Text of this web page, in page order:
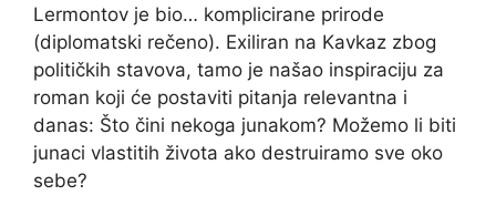
Lermontov je bio… komplicirane prirode
(diplomatski rečeno). Exiliran na Kavkaz zbog
političkih stavova, tamo je našao inspiraciju za
roman koji će postaviti pitanja relevantna i
danas: Što čini nekoga junakom? Možemo li biti
junaci vlastitih života ako destruiramo sve oko
sebe?